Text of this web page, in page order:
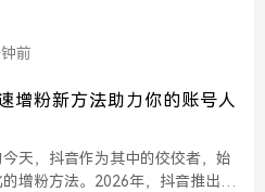
前
增粉新方法助力你的账号人
天，抖音作为其中的佼佼者，始
增粉方法。2026年，抖音推出了